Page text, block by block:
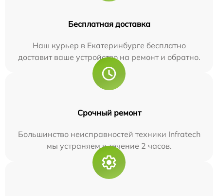
Бесплатная доставка
Наш курьер в Екатеринбурге бесплатно
доставит ваше устройство на ремонт и обратно.
Срочный ремонт
Большинство неисправностей техники Infratech
мы устраняем в течение 2 часов.